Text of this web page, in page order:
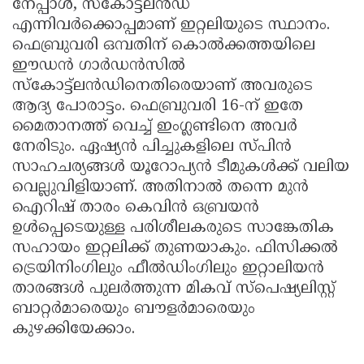
നേപ്പാൾ, സ്കോട്ട്‌ലൻഡ്
എന്നിവർക്കൊപ്പമാണ് ഇറ്റലിയുടെ സ്ഥാനം.
ഫെബ്രുവരി ഒമ്പതിന് കൊൽക്കത്തയിലെ
ഈഡൻ ഗാർഡൻസിൽ
സ്കോട്ട്‌ലൻഡിനെതിരെയാണ് അവരുടെ
ആദ്യ പോരാട്ടം. ഫെബ്രുവരി 16-ന് ഇതേ
മൈതാനത്ത് വെച്ച് ഇംഗ്ലണ്ടിനെ അവർ
നേരിടും. ഏഷ്യൻ പിച്ചുകളിലെ സ്പിൻ
സാഹചര്യങ്ങൾ യൂറോപ്യൻ ടീമുകൾക്ക് വലിയ
വെല്ലുവിളിയാണ്. അതിനാൽ തന്നെ മുൻ
ഐറിഷ് താരം കെവിൻ ഒബ്രയൻ
ഉൾപ്പെടെയുള്ള പരിശീലകരുടെ സാങ്കേതിക
സഹായം ഇറ്റലിക്ക് തുണയാകും. ഫിസിക്കൽ
ട്രെയിനിംഗിലും ഫീൽഡിംഗിലും ഇറ്റാലിയൻ
താരങ്ങൾ പുലർത്തുന്ന മികവ് സ്പെഷ്യലിസ്റ്റ്
ബാറ്റർമാരെയും ബൗളർമാരെയും
കുഴക്കിയേക്കാം.